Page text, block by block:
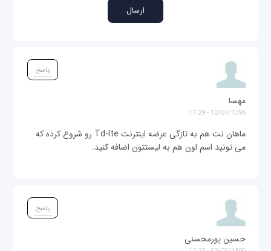
پاسخ
مهسا
12/07/1396 - 17:29
ماهان نت هم به تازگی عرضه اینترنت Td-lte رو شروع کرده که
می تونید اسم اون هم به لیستتون اضافه کنید.
پاسخ
حسین پورمحسنی